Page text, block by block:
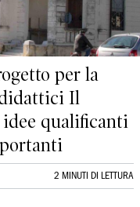
per la
Il
qualificanti
2 MINUTI DI LETTURA